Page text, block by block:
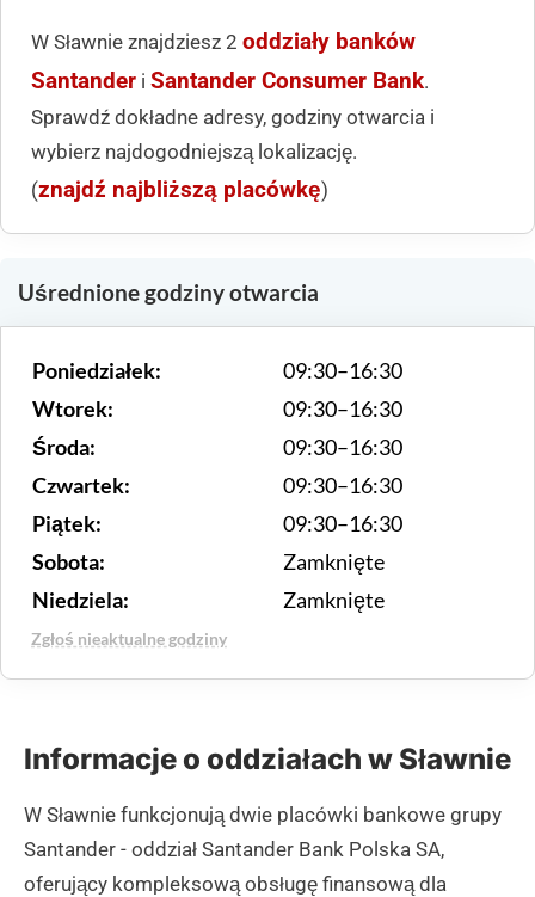
W Sławnie znajdziesz 2 oddziały banków
Santander i Santander Consumer Bank.
Sprawdź dokładne adresy, godziny otwarcia i
wybierz najdogodniejszą lokalizację.
(znajdź najbliższą placówkę)
Uśrednione godziny otwarcia
Poniedziałek:
09:30–16:30
Wtorek:
09:30–16:30
Środa:
09:30–16:30
Czwartek:
09:30–16:30
Piątek:
09:30–16:30
Sobota:
Zamknięte
Niedziela:
Zamknięte
Zgłoś nieaktualne godziny
Informacje o oddziałach w Sławnie
W Sławnie funkcjonują dwie placówki bankowe grupy
Santander - oddział Santander Bank Polska SA,
oferujący kompleksową obsługę finansową dla